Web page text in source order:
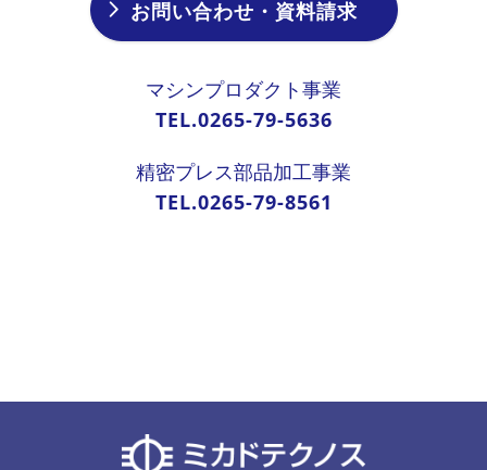
お問い合わせ・資料請求
マシンプロダクト事業
TEL.0265-79-5636
精密プレス部品加工事業
TEL.0265-79-8561